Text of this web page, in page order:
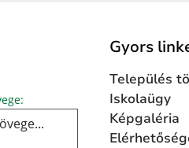
Üzenetének szövege...
Gyors
Település
Iskolaügy
Képgaléria